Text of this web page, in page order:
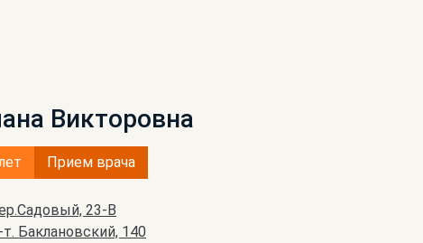
Викторовна
Прием врача
23-В
Баклановский, 140